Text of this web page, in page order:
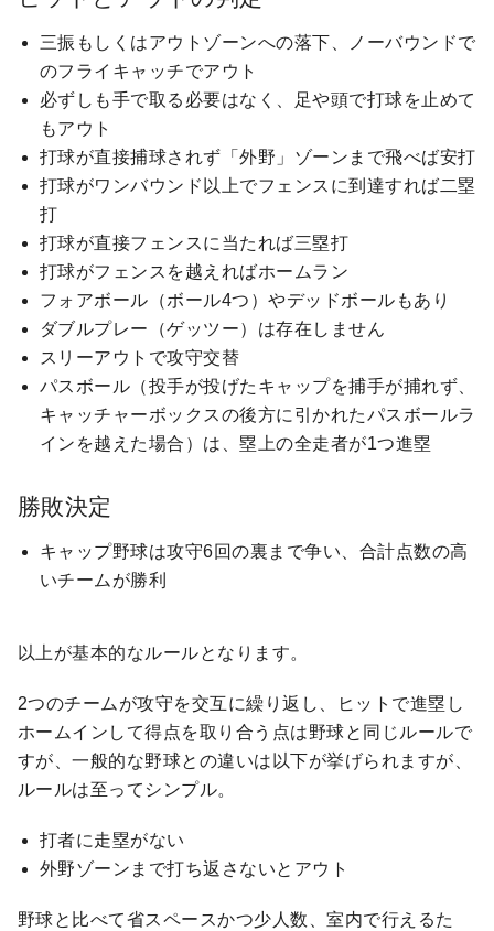
三振もしくはアウトゾーンへの落下、ノーバウンドで
のフライキャッチでアウト
必ずしも手で取る必要はなく、足や頭で打球を止めて
もアウト
打球が直接捕球されず「外野」ゾーンまで飛べば安打
打球がワンバウンド以上でフェンスに到達すれば二塁
打
打球が直接フェンスに当たれば三塁打
打球がフェンスを越えればホームラン
フォアボール（ボール4つ）やデッドボールもあり
ダブルプレー（ゲッツー）は存在しません
スリーアウトで攻守交替
パスボール（投手が投げたキャップを捕手が捕れず、
キャッチャーボックスの後方に引かれたパスボールラ
インを越えた場合）は、塁上の全走者が1つ進塁
勝敗決定
キャップ野球は攻守6回の裏まで争い、合計点数の高
いチームが勝利
以上が基本的なルールとなります。
2つのチームが攻守を交互に繰り返し、ヒットで進塁し
ホームインして得点を取り合う点は野球と同じルールで
すが、一般的な野球との違いは以下が挙げられますが、
ルールは至ってシンプル。
打者に走塁がない
外野ゾーンまで打ち返さないとアウト
野球と比べて省スペースかつ少人数、室内で行えるた